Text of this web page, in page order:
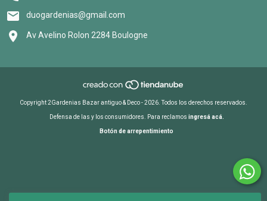
duogardenias@gmail.com
Av Avelino Rolon 2284 Boulogne
Copyright 2Gardenias Bazar antiguo & Deco - 2026. Todos los derechos reservados.
Defensa de las y los consumidores. Para reclamos ingresá acá.
Botón de arrepentimiento